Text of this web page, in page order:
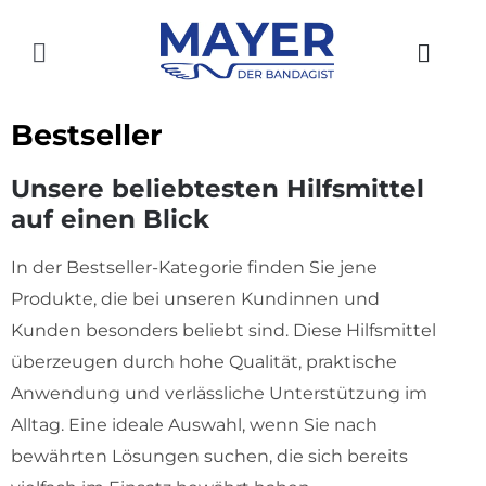
Inhalt
Toggle
SHOP
ÜBER UNS
GESCHICHTE
KONTAKT
Bestseller
Unsere beliebtesten Hilfsmittel
auf einen Blick
In der Bestseller-Kategorie finden Sie jene
Produkte, die bei unseren Kundinnen und
Kunden besonders beliebt sind. Diese Hilfsmittel
überzeugen durch hohe Qualität, praktische
Anwendung und verlässliche Unterstützung im
Alltag. Eine ideale Auswahl, wenn Sie nach
bewährten Lösungen suchen, die sich bereits